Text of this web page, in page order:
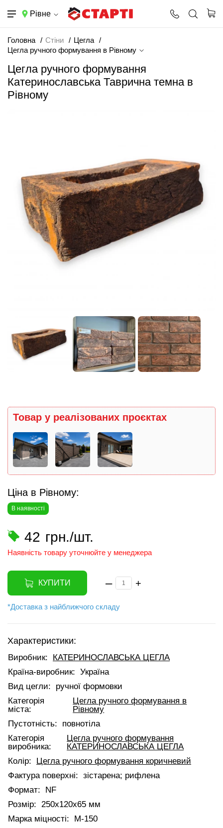
Рівне
Головна Стіни
Цегла
Цегла ручного формування в Рівному
Цегла ручного формування
Катеринославська Таврична темна в
Рівному
Товар у реалізованих проєктах
Ціна в Рівному:
В наявності
42 грн./шт.
Наявність товару уточнюйте у менеджера
КУПИТИ – +
*Доставка з найближчого складу
Характеристики:
Виробник:
КАТЕРИНОСЛАВСЬКА ЦЕГЛА
Країна-виробник: Україна
Вид цегли:
ручної формовки
Категорія
міста:
Цегла ручного формування в
Рівному
Пустотність:
повнотіла
Категорія
виробника:
Цегла ручного формування
КАТЕРИНОСЛАВСЬКА ЦЕГЛА
Колір:
Цегла ручного формування коричневий
Фактура поверхні: зістарена; рифлена
Формат:
NF
Розмір: 250х120х65 мм
Марка міцності:
М-150